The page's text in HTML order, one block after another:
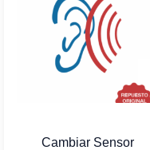
Cambiar Sensor